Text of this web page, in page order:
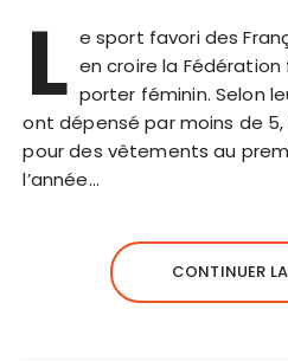
L e sport favori des
en croire la
porter féminin. Selon
ont dépensé par moins de 5,
pour des vêtements au
l’année…
CONTINUER